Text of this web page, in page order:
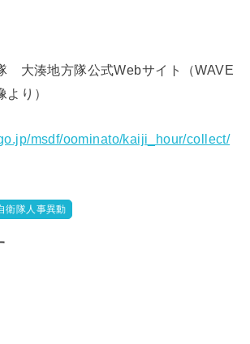
大湊地方隊公式Webサイト（WAVE
り）
msdf/oominato/kaiji_hour/collect/
衛隊人事異動